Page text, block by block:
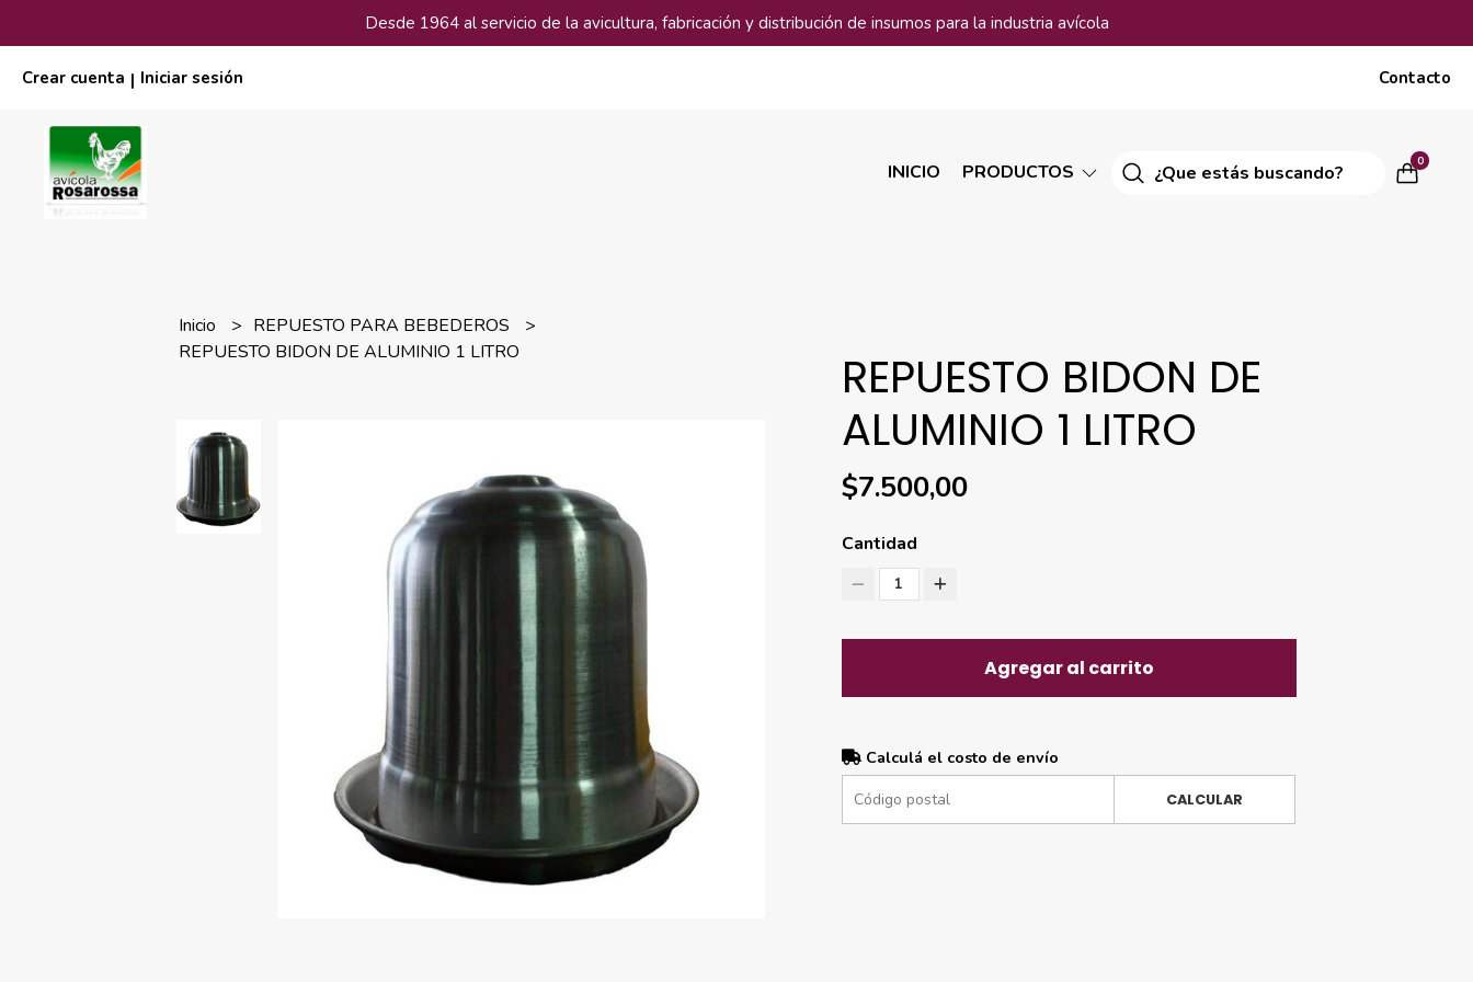
Desde 1964 al servicio de la avicultura, fabricación y distribución de insumos para la industria avícola
Crear cuenta | Iniciar sesión Contacto
INICIO PRODUCTOS 0
Inicio
REPUESTO PARA BEBEDEROS
REPUESTO BIDON DE ALUMINIO 1 LITRO
REPUESTO BIDON DE
ALUMINIO 1 LITRO
$7.500,00
Cantidad
1
Agregar al carrito
Calculá el costo de envío
CALCULAR